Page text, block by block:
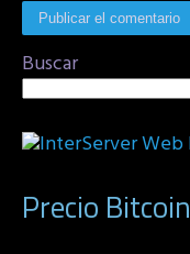
Buscar
Precio Bitcoin